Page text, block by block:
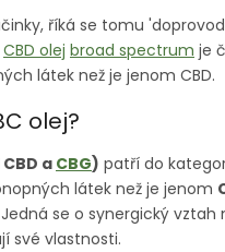
říká se tomu
CBD olej broad spectrum je
látek než je jenom CBD.
olej?
CBD a CBG) patří do
látek než je jenom
se o synergický vztah
své vlastnosti.